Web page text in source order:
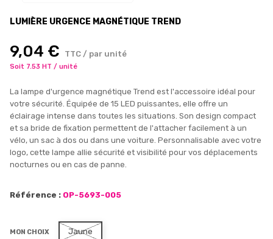
LUMIÈRE URGENCE MAGNÉTIQUE TREND
9,04 € TTC / par unité
Soit 7.53 HT / unité
La lampe d'urgence magnétique Trend est l'accessoire idéal pour
votre sécurité. Équipée de 15 LED puissantes, elle offre un
éclairage intense dans toutes les situations. Son design compact
et sa bride de fixation permettent de l'attacher facilement à un
vélo, un sac à dos ou dans une voiture. Personnalisable avec votre
logo, cette lampe allie sécurité et visibilité pour vos déplacements
nocturnes ou en cas de panne.
Référence : OP-5693-005
MON CHOIX Jaune